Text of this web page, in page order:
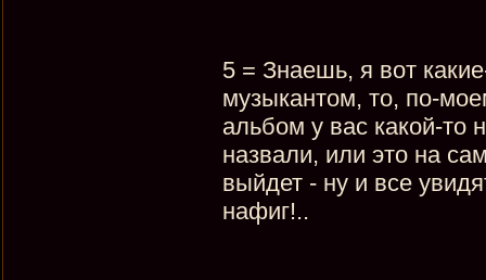
5 = Знаешь, я вот
музыкантом, то, по-
альбом у вас какой-то
назвали, или это на
выйдет - ну и все
нафиг!..